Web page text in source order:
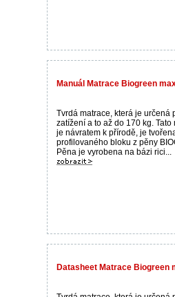
Manuál Matrace Biogreen
Tvrdá matrace, která je určená
zatížení a to až do 170 kg. Tato
je návratem k přírodě, je
profilovaného bloku z pěny
Pěna je vyrobena na bázi rici...
Datasheet Matrace Biogreen